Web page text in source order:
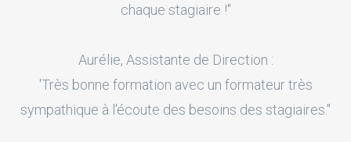
chaque stagiaire !"
Aurélie, Assistante de Direction :
'Très bonne formation avec un formateur très
sympathique à l'écoute des besoins des stagiaires."